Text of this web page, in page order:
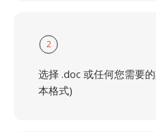
2
选择 .doc 或任何您需要
本格式)